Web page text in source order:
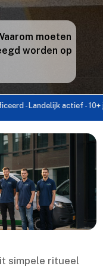
moeten
worden op
actief - 10+ jaar
simpele ritueel